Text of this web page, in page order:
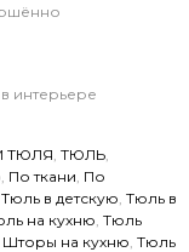
интерьере
ТЮЛЯ ТЮЛЬ
По ткани По
Тюль в детскую Тюль в
на кухню Тюль
Шторы на кухню Тюль